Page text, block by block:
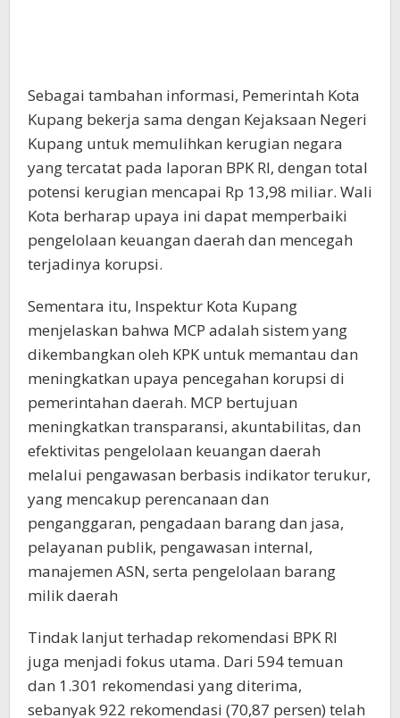
Sebagai tambahan informasi, Pemerintah Kota
Kupang bekerja sama dengan Kejaksaan Negeri
Kupang untuk memulihkan kerugian negara
yang tercatat pada laporan BPK RI, dengan total
potensi kerugian mencapai Rp 13,98 miliar. Wali
Kota berharap upaya ini dapat memperbaiki
pengelolaan keuangan daerah dan mencegah
terjadinya korupsi.
Sementara itu, Inspektur Kota Kupang
menjelaskan bahwa MCP adalah sistem yang
dikembangkan oleh KPK untuk memantau dan
meningkatkan upaya pencegahan korupsi di
pemerintahan daerah. MCP bertujuan
meningkatkan transparansi, akuntabilitas, dan
efektivitas pengelolaan keuangan daerah
melalui pengawasan berbasis indikator terukur,
yang mencakup perencanaan dan
penganggaran, pengadaan barang dan jasa,
pelayanan publik, pengawasan internal,
manajemen ASN, serta pengelolaan barang
milik daerah
Tindak lanjut terhadap rekomendasi BPK RI
juga menjadi fokus utama. Dari 594 temuan
dan 1.301 rekomendasi yang diterima,
sebanyak 922 rekomendasi (70,87 persen) telah